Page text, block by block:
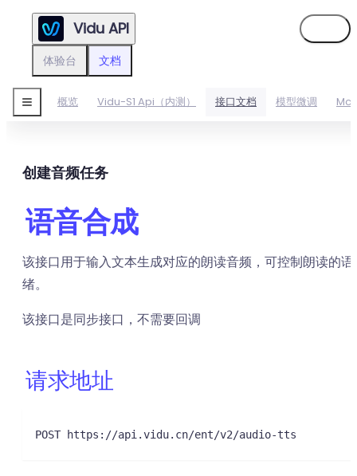
Vidu API
体验台 文档
概览 Vidu-S1 Api（内测） 接口文档 模型微调
创建音频任务
语音合成
该接口用于输入文本生成对应的朗读音频，可控制朗读的
绪。
该接口是同步接口，不需要回调
请求地址
POST https://api.vidu.cn/ent/v2/audio-tts